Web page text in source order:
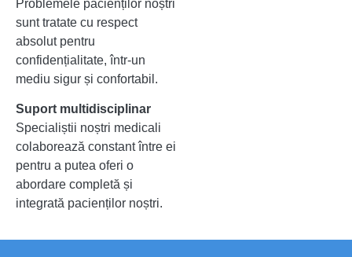
Problemele pacienților noștri
sunt tratate cu respect
absolut pentru
confidențialitate, într-un
mediu sigur și confortabil.
Suport multidisciplinar
Specialiștii noștri medicali
colaborează constant între ei
pentru a putea oferi o
abordare completă și
integrată pacienților noștri.